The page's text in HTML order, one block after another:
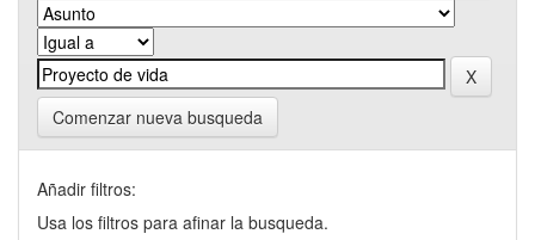
Comenzar nueva busqueda
Añadir filtros:
Usa los filtros para afinar la busqueda.